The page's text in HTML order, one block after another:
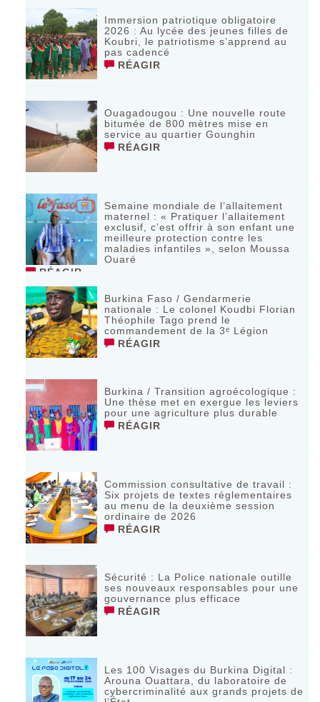
Immersion patriotique obligatoire
2026 : Au lycée des jeunes filles de
Koubri, le patriotisme s’apprend au
pas cadencé
RÉAGIR
Ouagadougou : Une nouvelle route
bitumée de 800 mètres mise en
service au quartier Gounghin
RÉAGIR
Semaine mondiale de l’allaitement
maternel : « Pratiquer l’allaitement
exclusif, c’est offrir à son enfant une
meilleure protection contre les
maladies infantiles », selon Moussa
Ouaré
RÉAGIR
Burkina Faso / Gendarmerie
nationale : Le colonel Koudbi Florian
Théophile Tago prend le
commandement de la 3ᵉ Légion
RÉAGIR
Burkina / Transition agroécologique :
Une thèse met en exergue les leviers
pour une agriculture plus durable
RÉAGIR
Commission consultative de travail :
Six projets de textes réglementaires
au menu de la deuxième session
ordinaire de 2026
RÉAGIR
Sécurité : La Police nationale outille
ses nouveaux responsables pour une
gouvernance plus efficace
RÉAGIR
Les 100 Visages du Burkina Digital :
Arouna Ouattara, du laboratoire de
cybercriminalité aux grands projets de